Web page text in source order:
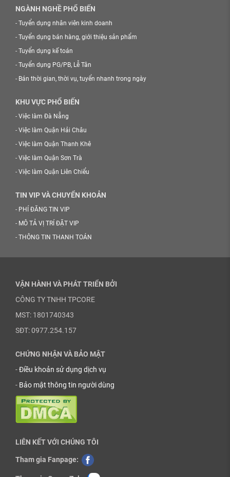
NGÀNH NGHỀ PHỔ BIẾN
- Tuyển dụng nhân viên kinh doanh
- Tuyển dụng bán hàng, giới thiệu sản phẩm
- Tuyển dụng kế toán
- Tuyển dụng PG/PB, Lễ Tân
- Bán thời gian, thời vụ, tuyển nhanh trong ngày
KHU VỰC PHỔ BIẾN
- Việc làm Đà Nẵng
- Việc làm Quận Hải Châu
- Việc làm Quận Thanh Khê
- Việc làm Quận Sơn Trà
- Việc làm Quận Liên Chiểu
TIN VIP VÀ CHUYỂN KHOẢN
- PHÍ ĐĂNG TIN VIP
- MÔ TẢ VỊ TRÍ ĐẶT VIP
- THÔNG TIN THANH TOÁN
VẬN HÀNH VÀ PHÁT TRIỂN BỞI
CÔNG TY TNHH TPCORE
MST: 1801740343
SĐT: 0977.254.157
CHỨNG NHẬN VÀ BẢO MẬT
-Điều khoản sử dụng dịch vụ
- Bảo mật thông tin người dùng
LIÊN KẾT VỚI CHÚNG TÔI
Tham gia Fanpage: